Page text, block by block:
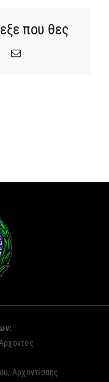
που θες
PinterestEmail
Αρχοντίσσης